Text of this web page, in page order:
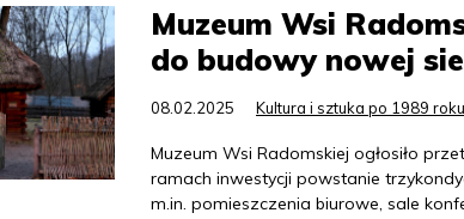
Muzeum Wsi
do budowy nowej
08.02.2025 Kultura i sztuka po 1989 roku
Muzeum Wsi Radomskiej ogłosiło
ramach inwestycji powstanie
m.in. pomieszczenia biurowe, sale